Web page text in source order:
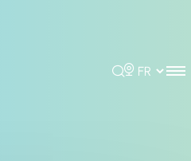
Rechercher
Choisir la